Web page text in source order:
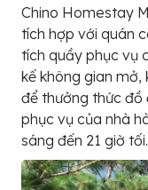
Chino Homestay
tích hợp với quán
tích quầy phục vụ
kế không gian mở,
để thưởng thức đồ
phục vụ của nhà
sáng đến 21 giờ tối.